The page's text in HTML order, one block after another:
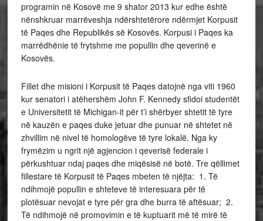
programin në Kosovë me 9 shator 2013 kur edhe është
nënshkruar marrëveshja ndërshtetërore ndërmjet Korpusit
të Paqes dhe Republikës së Kosovës. Korpusi i Paqes ka
marrëdhënie të frytshme me popullin dhe qeverinë e
Kosovës.
Fillet dhe misioni i Korpusit të Paqes datojnë nga viti 1960
kur senatori i atëhershëm John F. Kennedy sfidoi studentët
e Universitetit të Michigan-it për t’i shërbyer shtetit të tyre
në kauzën e paqes duke jetuar dhe punuar në shtetet në
zhvillim në nivel të homologëve të tyre lokalë. Nga ky
frymëzim u ngrit një agjencion i qeverisë federale i
përkushtuar ndaj paqes dhe miqësisë në botë. Tre qëllimet
fillestare të Korpusit të Paqes mbeten të njëjta: 1. Të
ndihmojë popullin e shteteve të interesuara për të
plotësuar nevojat e tyre për gra dhe burra të aftësuar; 2.
Të ndihmojë në promovimin e të kuptuarit më të mirë të